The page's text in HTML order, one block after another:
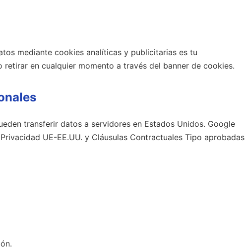
mediante cookies analíticas y publicitarias es tu
retirar en cualquier momento a través del banner de cookies.
transferir datos a servidores en Estados Unidos. Google
UE-EE.UU. y Cláusulas Contractuales Tipo aprobadas